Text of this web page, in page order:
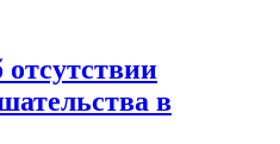
отсутствии
в